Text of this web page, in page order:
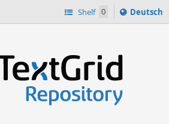
Shelf 0
Sprache
ï¿½ndern
Deutsch